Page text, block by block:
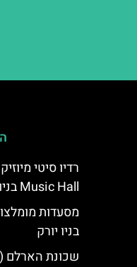
Music Hall בניו יורק
מסעדות
בניו יורק
שכונת הארלם (Harlem) בניו יורק